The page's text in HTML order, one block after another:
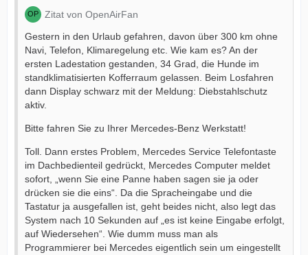
Zitat von OpenAirFan
Gestern in den Urlaub gefahren, davon über 300 km ohne
Navi, Telefon, Klimaregelung etc. Wie kam es? An der
ersten Ladestation gestanden, 34 Grad, die Hunde im
standklimatisierten Kofferraum gelassen. Beim Losfahren
dann Display schwarz mit der Meldung: Diebstahlschutz
aktiv.
Bitte fahren Sie zu Ihrer Mercedes-Benz Werkstatt!
Toll. Dann erstes Problem, Mercedes Service Telefontaste
im Dachbedienteil gedrückt, Mercedes Computer meldet
sofort, „wenn Sie eine Panne haben sagen sie ja oder
drücken sie die eins“. Da die Spracheingabe und die
Tastatur ja ausgefallen ist, geht beides nicht, also legt das
System nach 10 Sekunden auf „es ist keine Eingabe erfolgt,
auf Wiedersehen“. Wie dumm muss man als
Programmierer bei Mercedes eigentlich sein um eingestellt